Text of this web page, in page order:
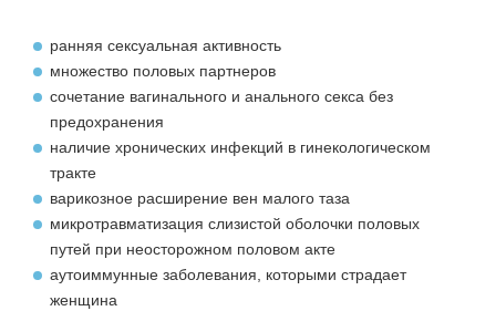
ранняя сексуальная активность
множество половых партнеров
сочетание вагинального и анального секса без
предохранения
наличие хронических инфекций в гинекологическом
тракте
варикозное расширение вен малого таза
микротравматизация слизистой оболочки половых
путей при неосторожном половом акте
аутоиммунные заболевания, которыми страдает
женщина